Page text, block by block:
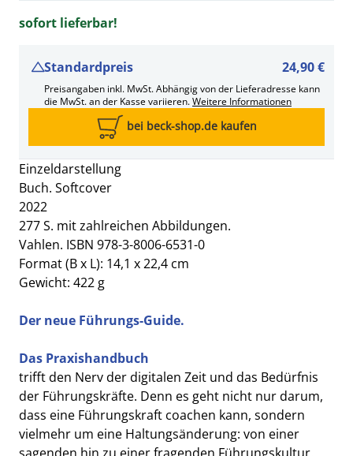
Einzeldarstellung
Buch. Softcover
2022
277 S. mit zahlreichen Abbildungen.
Vahlen. ISBN 978-3-8006-6531-0
Format (B x L): 14,1 x 22,4 cm
Gewicht: 422 g
Der neue Führungs-Guide.
Das Praxishandbuch
trifft den Nerv der digitalen Zeit und das Bedürfnis
der Führungskräfte. Denn es geht nicht nur darum,
dass eine Führungskraft coachen kann, sondern
vielmehr um eine Haltungsänderung: von einer
sagenden hin zu einer fragenden Führungskultur.
sofort lieferbar!
Standardpreis 24,90 €
Preisangaben inkl. MwSt. Abhängig von der Lieferadresse kann
die MwSt. an der Kasse variieren.Weitere Informationen
bei beck-shop.de kaufen